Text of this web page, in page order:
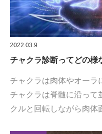
2022.03.9
チャクラ診断ってどの様
チャクラは肉体やオーラ
チャクラは脊髄に沿って
クルと回転しながら肉